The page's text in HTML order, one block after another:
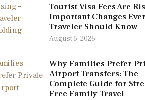
Tourist Visa Fees Are
Important Changes
Traveler Should Know
August 5, 2026
Why Families Prefer
Airport Transfers: The
Complete Guide for
Free Family Travel